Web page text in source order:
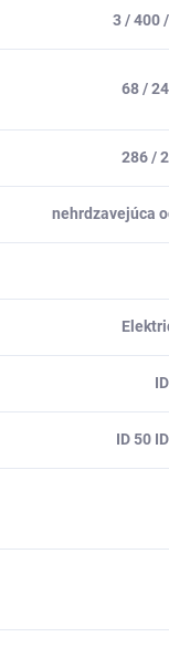
3 / 400
68 /
286 /
nehrdzavejúca
ID 50